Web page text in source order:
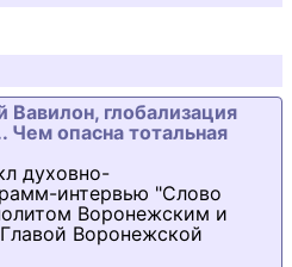
Вавилон, глобализация
Чем опасна тотальная
духовно-
интервью "Слово
Воронежским и
Воронежской